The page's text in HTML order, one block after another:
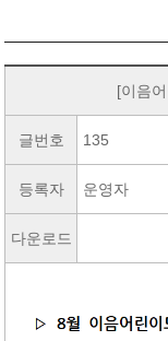
[이음
글번호 135
등록자 운영자
다운로드